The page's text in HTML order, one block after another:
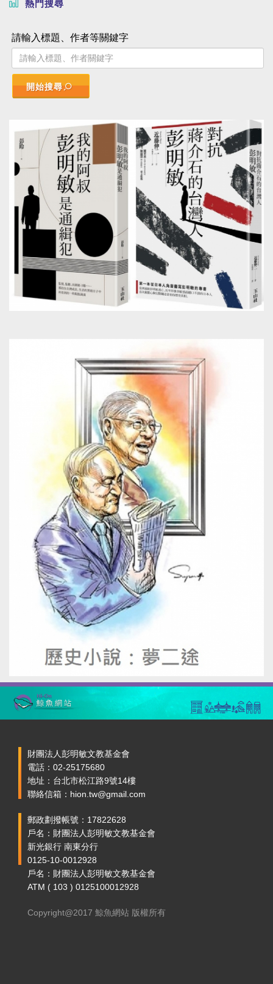
熱門搜尋
請輸入標題、作者等關鍵字
開始搜尋
財團法人彭明敏文教基金會
電話：02-25175680
地址：台北市松江路9號14樓
聯絡信箱：hion.tw@gmail.com
郵政劃撥帳號：17822628
戶名：財團法人彭明敏文教基金會
新光銀行 南東分行
0125-10-0012928
戶名：財團法人彭明敏文教基金會
ATM ( 103 ) 0125100012928
Copyright@2017 鯨魚網站 版權所有